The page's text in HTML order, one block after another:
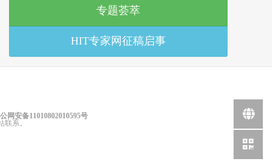
专题荟萃
HIT专家网征稿启事
网安备11010802010595号
系。